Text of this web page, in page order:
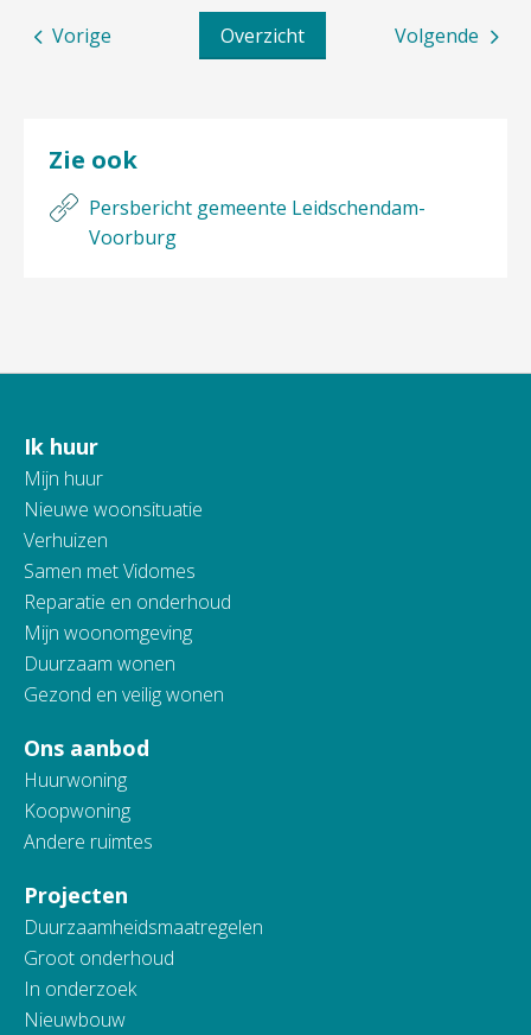
Volgende
Overzicht
Vorige
Zie ook
Persbericht gemeente Leidschendam-
Voorburg
Contactinformatie
Ik huur
Mijn huur
Nieuwe woonsituatie
Verhuizen
Samen met Vidomes
Reparatie en onderhoud
Mijn woonomgeving
Duurzaam wonen
Gezond en veilig wonen
Ons aanbod
Huurwoning
Koopwoning
Andere ruimtes
Projecten
Duurzaamheidsmaatregelen
Groot onderhoud
In onderzoek
Nieuwbouw